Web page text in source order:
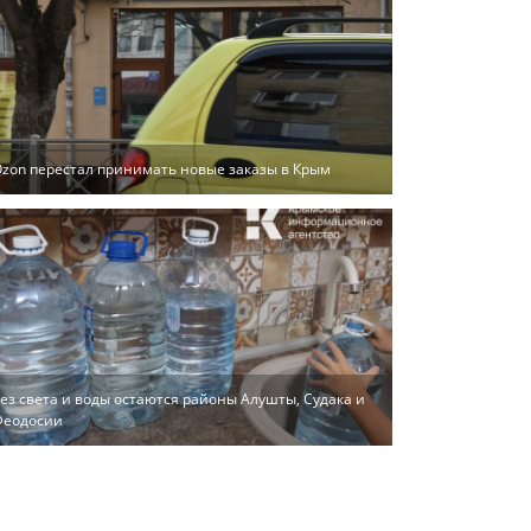
перестал принимать новые заказы в Крым
света и воды остаются районы Алушты, Судака и